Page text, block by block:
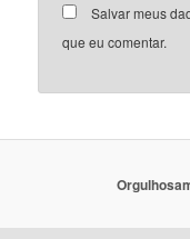
Salvar meus
que eu comentar.